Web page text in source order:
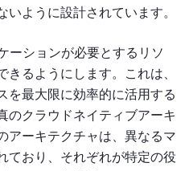
ように設計されています。
ーションが必要とするリソ
るようにします。これは、
を最大限に効率的に活用する
のクラウドネイティブアーキ
アーキテクチャは、異なるマ
ており、それぞれが特定の役